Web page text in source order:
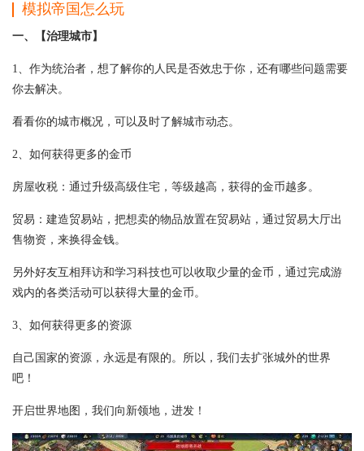
模拟帝国怎么玩
一、【治理城市】
1、作为统治者，想了解你的人民是否效忠于你，还有哪些问题需要
你去解决。
看看你的城市概况，可以及时了解城市动态。
2、如何获得更多的金币
房屋收税：通过升级高级住宅，等级越高，获得的金币越多。
贸易：建造贸易站，把想卖的物品放置在贸易站，通过贸易大厅出
售物资，来换得金钱。
另外好友互相拜访和学习科技也可以收取少量的金币，通过完成游
戏内的各类活动可以获得大量的金币。
3、如何获得更多的资源
自己国家的资源，永远是有限的。所以，我们去扩张城外的世界
吧！
开启世界地图，我们向新领地，进发！